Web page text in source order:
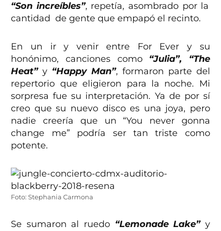
“Son increíbles”, repetía, asombrado por la
cantidad de gente que empapó el recinto.
En un ir y venir entre For Ever y su
honónimo, canciones como “Julia”, “The
Heat”y “Happy Man”, formaron parte del
repertorio que eligieron para la noche. Mi
sorpresa fue su interpretación. Ya de por sí
creo que su nuevo disco es una joya, pero
nadie creería que un “You never gonna
change me” podría ser tan triste como
potente.
Foto: Stephania Carmona
Se sumaron al ruedo “Lemonade Lake”y